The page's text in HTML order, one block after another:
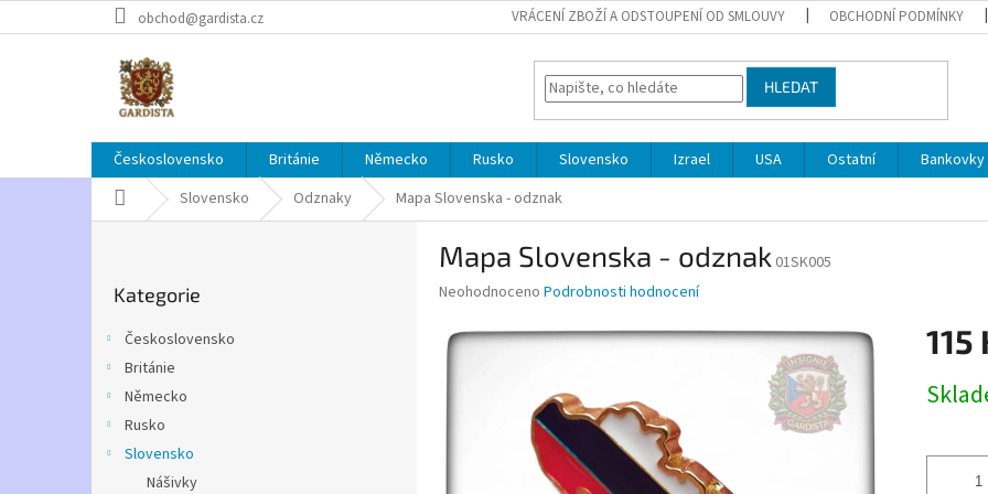
na
obchod@gardista.cz VRÁCENÍ ZBOŽÍ A ODSTOUPENÍ OD SMLOUVY OBCHODNÍ PODMÍNKY
HLEDAT
Československo Británie Německo Rusko Slovensko Izrael USA Ostatní
Domů Slovensko Odznaky Mapa Slovenska - odznak
kategorie
Kategorie
Československo
Británie
Německo
Rusko
Slovensko
Nášivky
Mapa Slovenska - odznak 01SK005
Průměrné
produktu
je
Neohodnoceno Podrobnosti hodnocení
115
cena: